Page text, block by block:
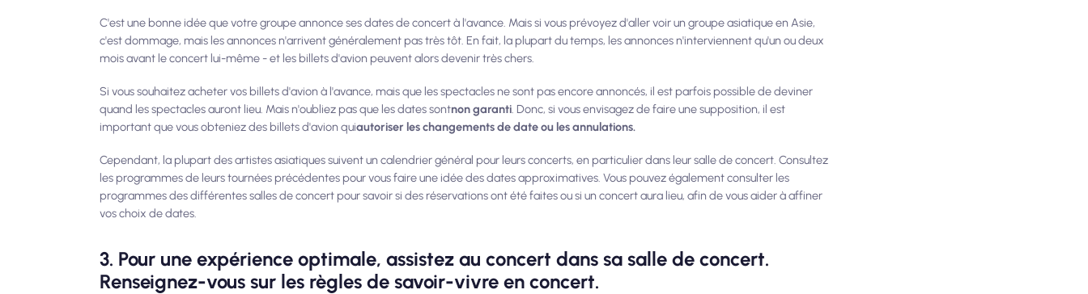
C'est une bonne idée que votre groupe annonce ses dates de concert à l'avance. Mais si vous prévoyez d'aller voir un groupe asiatique en Asie,
c'est dommage, mais les annonces n'arrivent généralement pas très tôt. En fait, la plupart du temps, les annonces n'interviennent qu'un ou deux
mois avant le concert lui-même - et les billets d'avion peuvent alors devenir très chers.
Si vous souhaitez acheter vos billets d'avion à l'avance, mais que les spectacles ne sont pas encore annoncés, il est parfois possible de deviner
quand les spectacles auront lieu. Mais n'oubliez pas que les dates sontnon garanti. Donc, si vous envisagez de faire une supposition, il est
important que vous obteniez des billets d'avion quiautoriser les changements de date ou les annulations.
Cependant, la plupart des artistes asiatiques suivent un calendrier général pour leurs concerts, en particulier dans leur salle de concert. Consultez
les programmes de leurs tournées précédentes pour vous faire une idée des dates approximatives. Vous pouvez également consulter les
programmes des différentes salles de concert pour savoir si des réservations ont été faites ou si un concert aura lieu, afin de vous aider à affiner
vos choix de dates.
3. Pour une expérience optimale, assistez au concert dans sa salle de concert.
Renseignez-vous sur les règles de savoir-vivre en concert.